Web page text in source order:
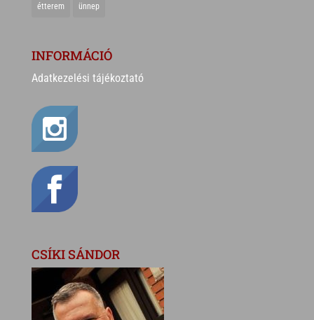
étterem ünnep
INFORMÁCIÓ
Adatkezelési tájékoztató
CSÍKI SÁNDOR